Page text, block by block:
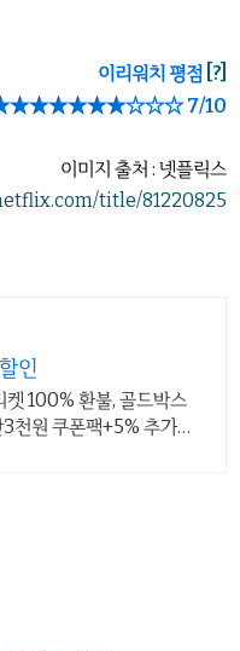
이리워치 평점 [?]
★★★★★★☆☆☆7/10
이미지 출처 : 넷플릭스
title/81220825
인
켓 100% 환불, 골드박스
천원 쿠폰팩+5% 추가적